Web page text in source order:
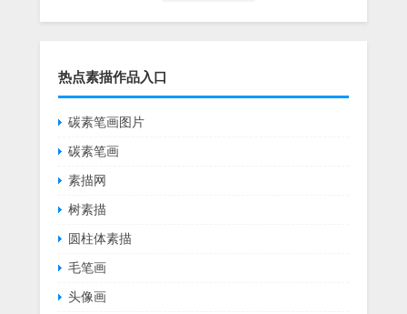
热点素描作品入口
碳素笔画图片
碳素笔画
素描网
树素描
圆柱体素描
毛笔画
头像画